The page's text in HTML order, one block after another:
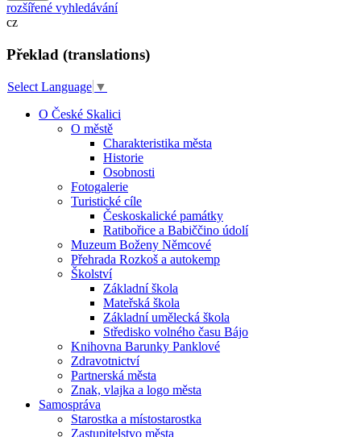
rozšířené vyhledávání
cz
Překlad (translations)
Select Language ▼
O České Skalici
O městě
Charakteristika města
Historie
Osobnosti
Fotogalerie
Turistické cíle
Českoskalické památky
Ratibořice a Babiččino údolí
Muzeum Boženy Němcové
Přehrada Rozkoš a autokemp
Školství
Základní škola
Mateřská škola
Základní umělecká škola
Středisko volného času Bájo
Knihovna Barunky Panklové
Zdravotnictví
Partnerská města
Znak, vlajka a logo města
Samospráva
Starostka a místostarostka
Zastupitelstvo města